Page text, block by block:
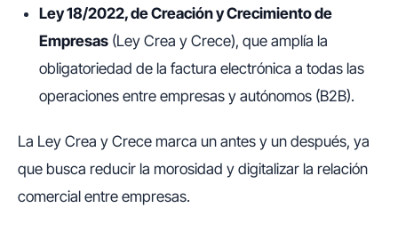
Ley 18/2022, de Creación y Crecimiento de
Empresas (Ley Crea y Crece), que amplía la
obligatoriedad de la factura electrónica a todas las
operaciones entre empresas y autónomos (B2B).
La Ley Crea y Crece marca un antes y un después, ya
que busca reducir la morosidad y digitalizar la relación
comercial entre empresas.